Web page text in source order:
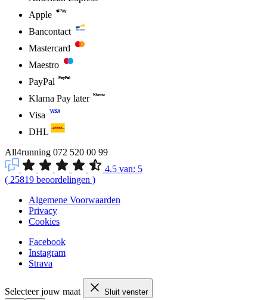
Apple
Bancontact
Mastercard
Maestro
PayPal
Klarna Pay later
Visa
DHL
All4running 072 520 00 99
4.5 van: 5
( 25819 beoordelingen )
Algemene Voorwaarden
Privacy
Cookies
Facebook
Instagram
Strava
Selecteer jouw maat
Sluit venster